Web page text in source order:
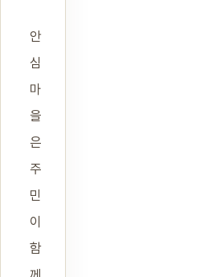
안
심
마
을
은
주
민
이
함